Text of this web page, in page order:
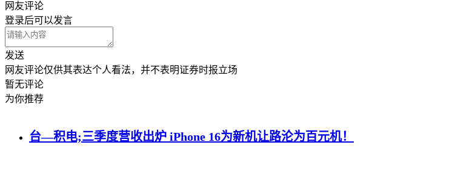
网友评论
登录后可以发言
发送
网友评论仅供其表达个人看法，并不表明证券时报立场
暂无评论
为你推荐
台—积电;三季度营收出炉 iPhone 16为新机让路沦为百元机！